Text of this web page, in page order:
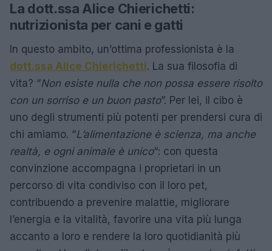
La dott.ssa Alice Chierichetti:
nutrizionista per cani e gatti
In questo ambito, un’ottima professionista è la
dott.ssa Alice Chierichetti. La sua filosofia di
vita? “Non esiste nulla che non possa essere risolto
con un sorriso e un buon pasto”. Per lei, il cibo è
uno degli strumenti più potenti per prendersi cura di
chi amiamo. “L’alimentazione è scienza, ma anche
realtà, e ogni animale è unico“: con questa
convinzione accompagna i proprietari in un
percorso di vita condiviso con il loro pet,
contribuendo a prevenire malattie, migliorare
l’energia e la vitalità, favorire una vita più lunga
accanto a loro e rendere la loro quotidianità più